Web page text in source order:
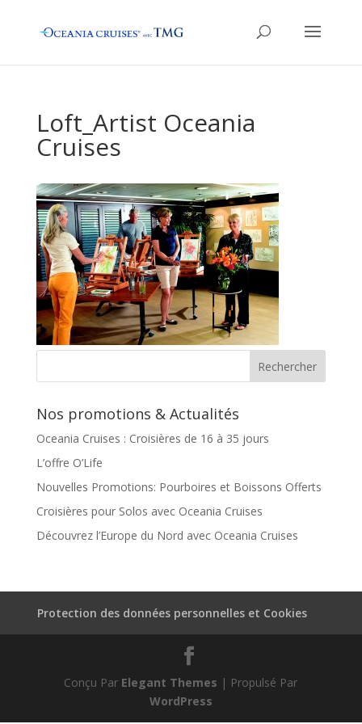
Loft_Artist Oceania
Cruises
Nos promotions & Actualités
Oceania Cruises : Croisières de 16 à 35 jours
L’offre O’Life
Nouvelles Promotions: Pourboires et Boissons Offerts
Croisières pour Solos avec Oceania Cruises
Découvrez l’Europe du Nord avec Oceania Cruises
Protection des données personnelles et Cookies
Conçu Par Elegant Themes | Propulsé Par
WordPress